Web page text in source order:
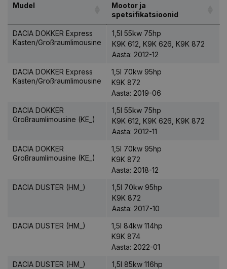
Mudel
Mootor ja
spetsifikatsioonid
DACIA DOKKER Express
Kasten/Großraumlimousine
1,5l 55kw 75hp
K9K 612, K9K 626, K9K 872
Aasta: 2012-12
DACIA DOKKER Express
Kasten/Großraumlimousine
1,5l 70kw 95hp
K9K 872
Aasta: 2019-06
DACIA DOKKER
Großraumlimousine (KE_)
1,5l 55kw 75hp
K9K 612, K9K 626, K9K 872
Aasta: 2012-11
DACIA DOKKER
Großraumlimousine (KE_)
1,5l 70kw 95hp
K9K 872
Aasta: 2018-12
DACIA DUSTER (HM_)
1,5l 70kw 95hp
K9K 872
Aasta: 2017-10
DACIA DUSTER (HM_)
1,5l 84kw 114hp
K9K 874
Aasta: 2022-01
DACIA DUSTER (HM_)
1,5l 85kw 116hp